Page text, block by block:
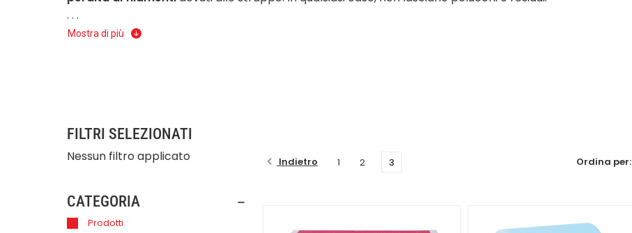
Idonei alcontatto alimentare
. . .
Mostra di più
FILTRI SELEZIONATI
Nessun filtro applicato
CATEGORIA
Prodotti
Indietro 1 2 3 Ordina per: